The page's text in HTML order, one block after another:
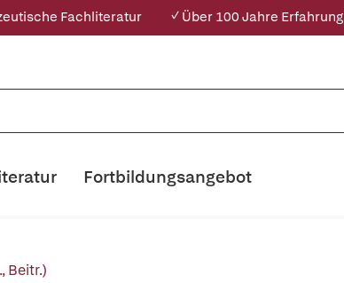
Fachliteratur ✓ Über 100 Jahre Erfahrung
Fortbildungsangebot
Beitr.)